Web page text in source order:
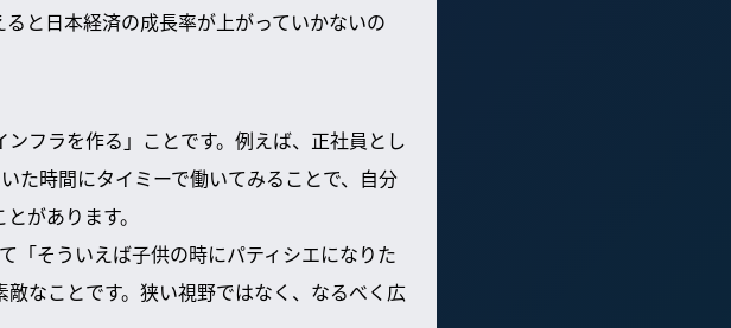
と日本経済の成長率が上がっていかないの
フラを作る」ことです。例えば、正社員とし
た時間にタイミーで働いてみることで、自分
があります。
「そういえば子供の時にパティシエになりた
なことです。狭い視野ではなく、なるべく広